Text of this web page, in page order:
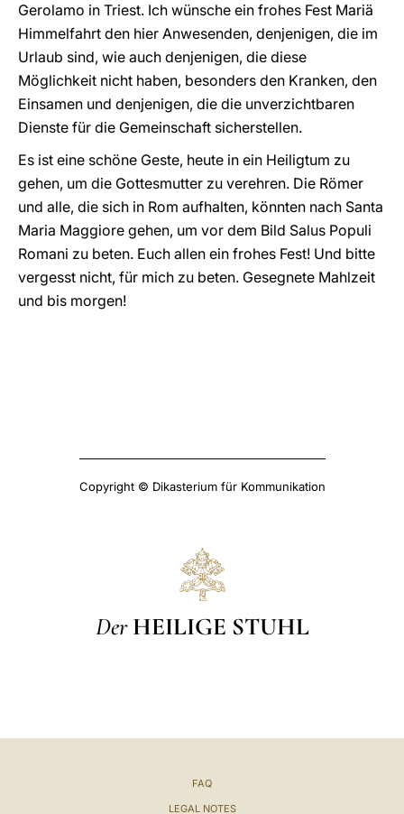
Gerolamo in Triest. Ich wünsche ein frohes Fest Mariä
Himmelfahrt den hier Anwesenden, denjenigen, die im
Urlaub sind, wie auch denjenigen, die diese
Möglichkeit nicht haben, besonders den Kranken, den
Einsamen und denjenigen, die die unverzichtbaren
Dienste für die Gemeinschaft sicherstellen.
Es ist eine schöne Geste, heute in ein Heiligtum zu
gehen, um die Gottesmutter zu verehren. Die Römer
und alle, die sich in Rom aufhalten, könnten nach Santa
Maria Maggiore gehen, um vor dem Bild Salus Populi
Romani zu beten. Euch allen ein frohes Fest! Und bitte
vergesst nicht, für mich zu beten. Gesegnete Mahlzeit
und bis morgen!
Copyright © Dikasterium für Kommunikation
Der HEILIGE STUHL
FAQ
LEGAL NOTES